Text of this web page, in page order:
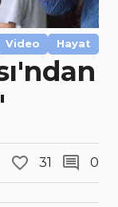
Video Hayat
31
0